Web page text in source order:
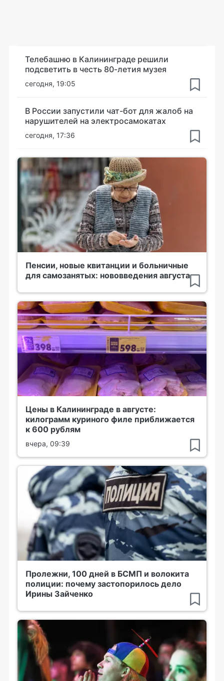
Телебашню в Калининграде решили
подсветить в честь 80-летия музея
сегодня, 19:05
В России запустили чат-бот для жалоб на
нарушителей на электросамокатах
сегодня, 17:36
Пенсии, новые квитанции и больничные
для самозанятых: нововведения августа
Цены в Калининграде в августе:
килограмм куриного филе приближается
к 600 рублям
вчера, 09:39
Пролежни, 100 дней в БСМП и волокита
полиции: почему застопорилось дело
Ирины Зайченко